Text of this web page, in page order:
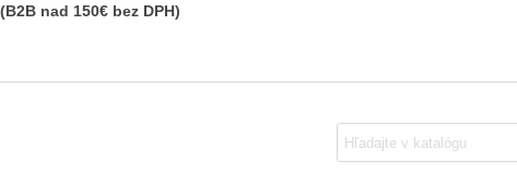
nad 150€ bez DPH)